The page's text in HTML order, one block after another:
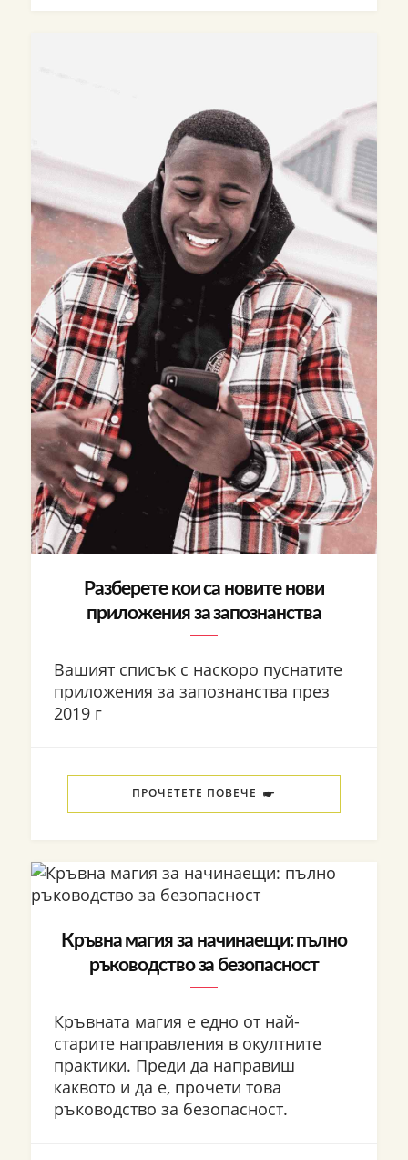
Разберете кои са новите нови
приложения за запознанства
Вашият списък с наскоро пуснатите
приложения за запознанства през
2019 г
ПРОЧЕТЕТЕ ПОВЕЧЕ
Кръвна магия за начинаещи: пълно
ръководство за безопасност
Кръвната магия е едно от най-
старите направления в окултните
практики. Преди да направиш
каквото и да е, прочети това
ръководство за безопасност.